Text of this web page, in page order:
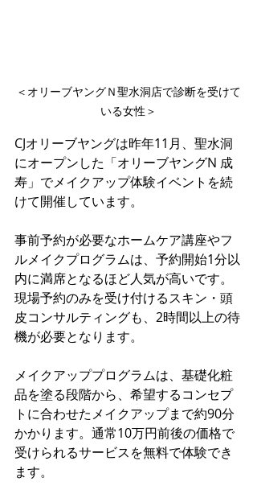
＜オリーブヤングＮ聖水洞店で診断を受けて
いる女性＞
CJオリーブヤングは昨年11月、聖水洞
にオープンした「オリーブヤングN 成
寿」でメイクアップ体験イベントを続
けて開催しています。
事前予約が必要なホームケア講座やフ
ルメイクプログラムは、予約開始1分以
内に満席となるほど人気が高いです。
現場予約のみを受け付けるスキン・頭
皮コンサルティングも、2時間以上の待
機が必要となります。
メイクアッププログラムは、基礎化粧
品を塗る段階から、希望するコンセプ
トに合わせたメイクアップまで約90分
かかります。通常10万円前後の価格で
受けられるサービスを無料で体験でき
ます。